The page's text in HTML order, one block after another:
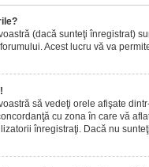
(dacă sunteţi înregistrat)
Acest lucru vă va
să vedeţi orele afişate
cu zona în care vă
înregistraţi. Dacă nu